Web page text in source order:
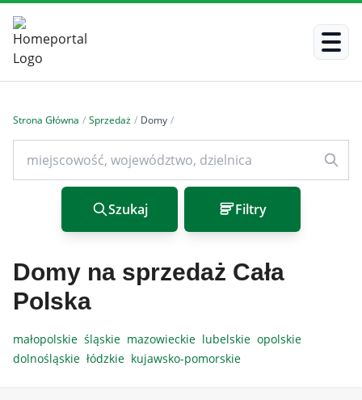
Strona Główna / Sprzedaż / Domy /
Szukaj Filtry
Domy na sprzedaż Cała
Polska
małopolskie śląskie mazowieckie lubelskie opolskie
dolnośląskie łódzkie kujawsko-pomorskie